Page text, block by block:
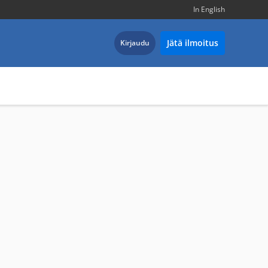
In English
Kirjaudu Jätä ilmoitus